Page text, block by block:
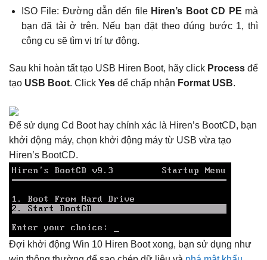
ISO File: Đường dẫn đến file Hiren’s Boot CD PE mà
bạn đã tải ở trên. Nếu bạn đặt theo đúng bước 1, thì
công cụ sẽ tìm vị trí tự động.
Sau khi hoàn tất tạo USB Hiren Boot, hãy click Process để
tạo USB Boot. Click Yes để chấp nhận Format USB.
Để sử dụng Cd Boot hay chính xác là Hiren’s BootCD, bạn
khởi động máy, chọn khởi động máy từ USB vừa tạo
Hiren’s BootCD.
Đợi khởi động Win 10 Hiren Boot xong, bạn sử dụng như